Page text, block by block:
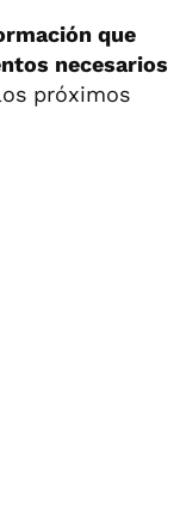
que
necesarios
próximos